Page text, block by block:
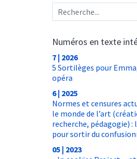
Menu principal
Numéros en texte
7 | 2026
5 Sortilèges pour
opéra
6 | 2025
Normes et censures
le monde de l’art
recherche, pédagogie) :
pour sortir du
05 | 2023